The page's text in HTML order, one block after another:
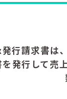
行請求書は
発行して売